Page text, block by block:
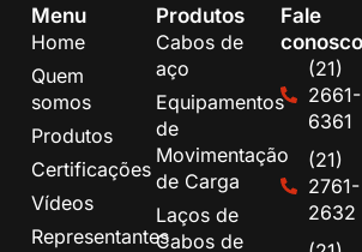
Menu
Home
Quem
somos
Produtos
Certificações
Vídeos
Representantes
Produtos
Cabos de
aço
Equipamentos
de
Movimentação
de Carga
Laços de
Cabos de
Fale
conosco
(21)
2661-
6361
(21)
2761-
2632